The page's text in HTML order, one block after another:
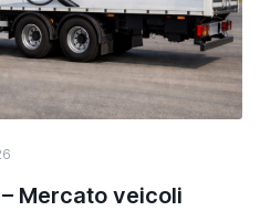
Mercato veicoli